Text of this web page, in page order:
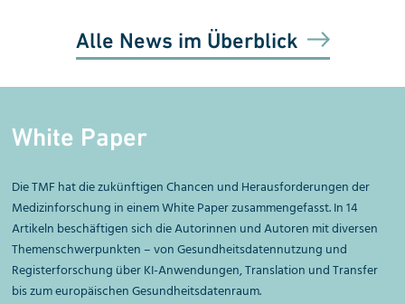
Alle News im Überblick
White Paper
Die TMF hat die zukünftigen Chancen und Herausforderungen der
Medizinforschung in einem White Paper zusammengefasst. In 14
Artikeln beschäftigen sich die Autorinnen und Autoren mit diversen
Themenschwerpunkten – von Gesundheitsdatennutzung und
Registerforschung über KI-Anwendungen, Translation und Transfer
bis zum europäischen Gesundheitsdatenraum.